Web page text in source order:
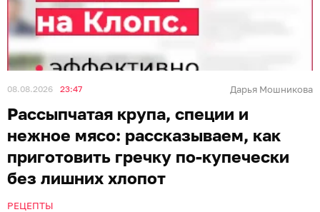
08.08.2026 23:47 Дарья Мошникова
Рассыпчатая крупа, специи и
нежное мясо: рассказываем, как
приготовить гречку по-купечески
без лишних хлопот
РЕЦЕПТЫ